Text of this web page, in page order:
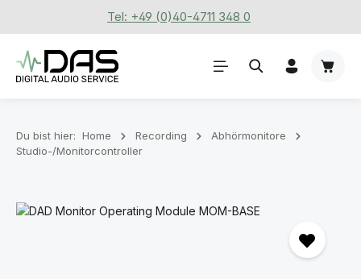
Zum Hauptinhalt springenTel: +49 (0)40-4711 348 0
Du bist hier: Home Recording
Abhörmonitore
Studio-/Monitorcontroller
Bildergalerie überspringen